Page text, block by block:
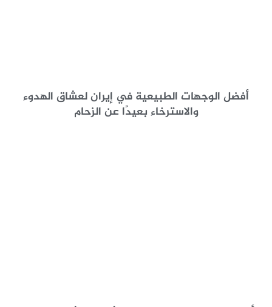
أفضل الوجهات الطبيعية في إيران لعشاق الهدوء
والاسترخاء بعيدًا عن الزحام